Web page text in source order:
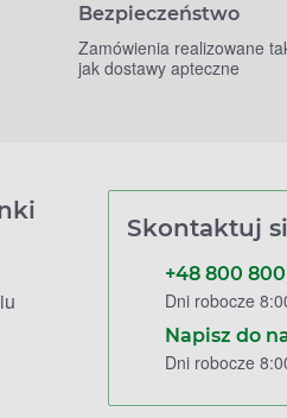
Bezpieczeństwo
Zamówienia realizowane
jak dostawy apteczne
Skontaktuj
+48 800
Dni robocze
Napisz do
Dni robocze